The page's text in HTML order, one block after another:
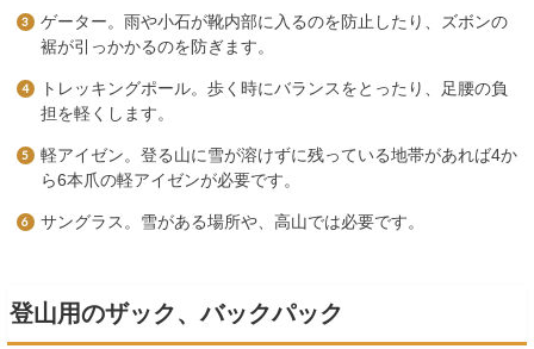
ゲーター。雨や小石が靴内部に入るのを防止したり、ズボンの
裾が引っかかるのを防ぎます。
トレッキングポール。歩く時にバランスをとったり、足腰の負
担を軽くします。
軽アイゼン。登る山に雪が溶けずに残っている地帯があれば4か
ら6本爪の軽アイゼンが必要です。
サングラス。雪がある場所や、高山では必要です。
登山用のザック、バックパック